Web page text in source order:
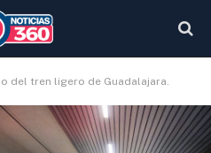
del tren ligero de Guadalajara.